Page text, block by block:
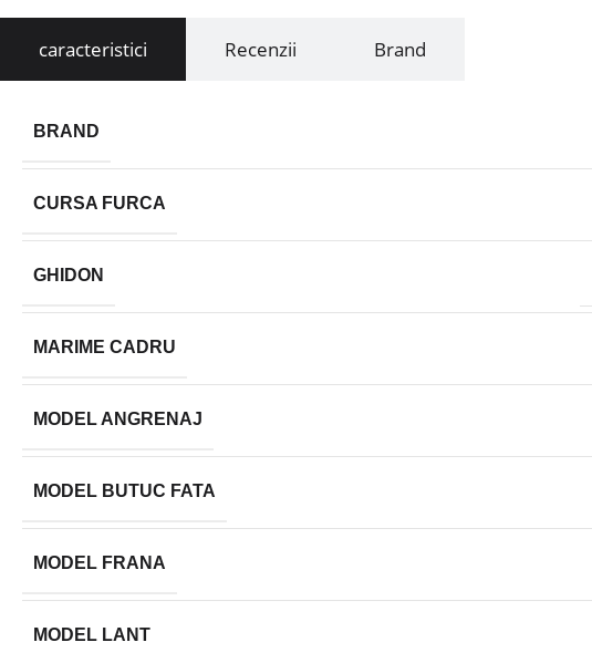
caracteristici Recenzii Brand
BRAND
CURSA FURCA
GHIDON
MARIME CADRU
MODEL ANGRENAJ
MODEL BUTUC FATA
MODEL FRANA
MODEL LANT